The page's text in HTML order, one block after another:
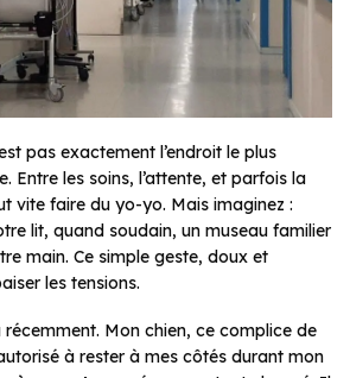
pas exactement l’endroit le plus
Entre les soins, l’attente, et parfois la
vite faire du yo-yo. Mais imaginez :
lit, quand soudain, un museau familier
main. Ce simple geste, doux et
les tensions.
récemment. Mon chien, ce complice de
à rester à mes côtés durant mon